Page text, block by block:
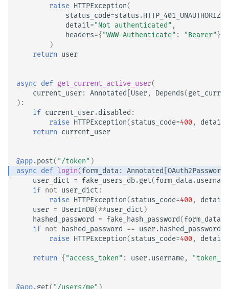
raise HTTPException(
status_code=status .HTTP_401_UNAUTHORIZED
detail="Not authenticated" ,
headers={ "WWW-Authenticate" : "Bearer" },
)
return user
async def get_current_active_user(
current_user: Annotated User, Depends(
):
if current_user.disabled :
raise HTTPException(status_code=400, detail
return current_user
@app.post( "/token" )
async def login(form_data : Annotated
user_dict = fake_users_db.get(form_data .username
if not user_dict :
raise HTTPException(status_code=400, detail
user = UserInDB(**user_dict )
hashed_password
= fake_hash_password(form_data
if not hashed_password == user. hashed_password
raise HTTPException(status_code=400, detail
return { "access_token" : user.username,
@app.get( "/users/me" )